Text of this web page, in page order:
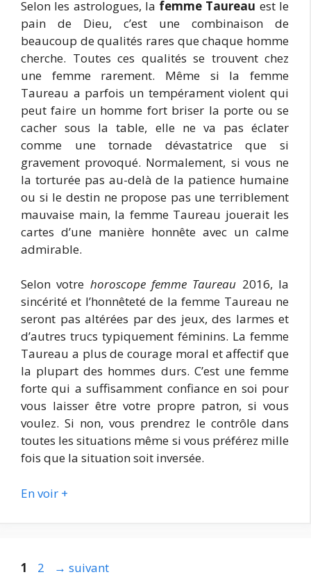
Selon les astrologues, la femme Taureau est le
pain de Dieu, c’est une combinaison de
beaucoup de qualités rares que chaque homme
cherche. Toutes ces qualités se trouvent chez
une femme rarement. Même si la femme
Taureau a parfois un tempérament violent qui
peut faire un homme fort briser la porte ou se
cacher sous la table, elle ne va pas éclater
comme une tornade dévastatrice que si
gravement provoqué. Normalement, si vous ne
la torturée pas au-delà de la patience humaine
ou si le destin ne propose pas une terriblement
mauvaise main, la femme Taureau jouerait les
cartes d’une manière honnête avec un calme
admirable.
Selon votre horoscope femme Taureau 2016, la
sincérité et l’honnêteté de la femme Taureau ne
seront pas altérées par des jeux, des larmes et
d’autres trucs typiquement féminins. La femme
Taureau a plus de courage moral et affectif que
la plupart des hommes durs. C’est une femme
forte qui a suffisamment confiance en soi pour
vous laisser être votre propre patron, si vous
voulez. Si non, vous prendrez le contrôle dans
toutes les situations même si vous préférez mille
fois que la situation soit inversée.
En voir +
Page
1 Page
2 → suivant